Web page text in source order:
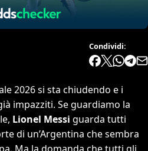
Condividi:
2026 si sta chiudendo e i
impazziti. Se guardiamo la
Lionel Messi guarda tutti
di un’Argentina che sembra